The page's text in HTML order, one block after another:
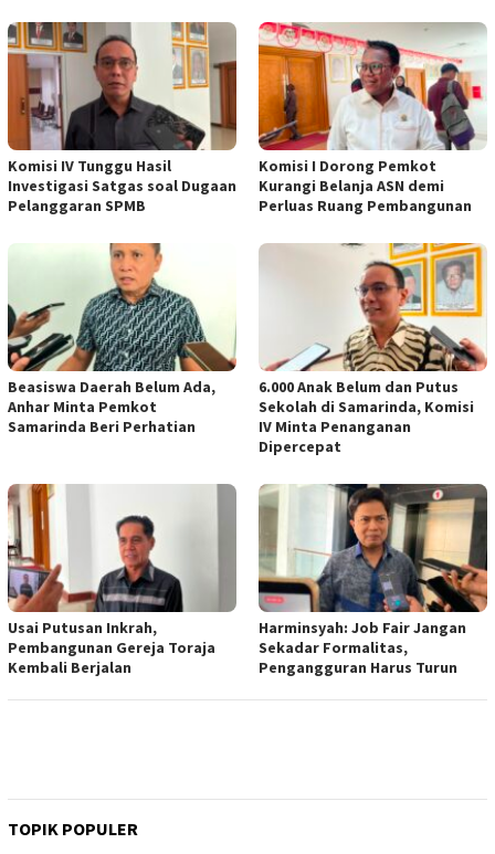
Komisi IV Tunggu Hasil
Investigasi Satgas soal Dugaan
Pelanggaran SPMB
Komisi I Dorong Pemkot
Kurangi Belanja ASN demi
Perluas Ruang Pembangunan
Beasiswa Daerah Belum Ada,
Anhar Minta Pemkot
Samarinda Beri Perhatian
6.000 Anak Belum dan Putus
Sekolah di Samarinda, Komisi
IV Minta Penanganan
Dipercepat
Usai Putusan Inkrah,
Pembangunan Gereja Toraja
Kembali Berjalan
Harminsyah: Job Fair Jangan
Sekadar Formalitas,
Pengangguran Harus Turun
TOPIK POPULER